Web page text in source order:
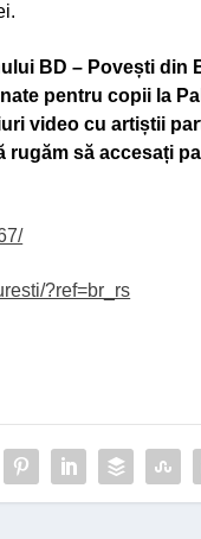
BD – Povești din
pentru copii la
video cu artiștii
să accesați
?ref=br_rs